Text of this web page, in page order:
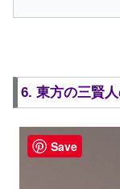
6. 東方の三賢
Save